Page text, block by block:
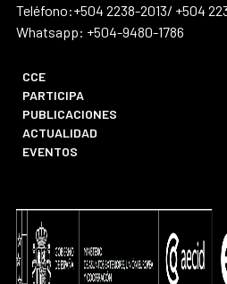
Teléfono:+504 2238-2013/ +504
Whatsapp: +504-9480-1786
CCE
PARTICIPA
PUBLICACIONES
ACTUALIDAD
EVENTOS